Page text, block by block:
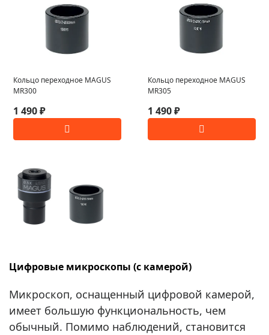
Кольцо переходное MAGUS
MR300
1 490 ₽
Кольцо переходное MAGUS
MR305
1 490 ₽
Цифровые микроскопы (с камерой)
Микроскоп, оснащенный цифровой камерой,
имеет большую функциональность, чем
обычный. Помимо наблюдений, становится